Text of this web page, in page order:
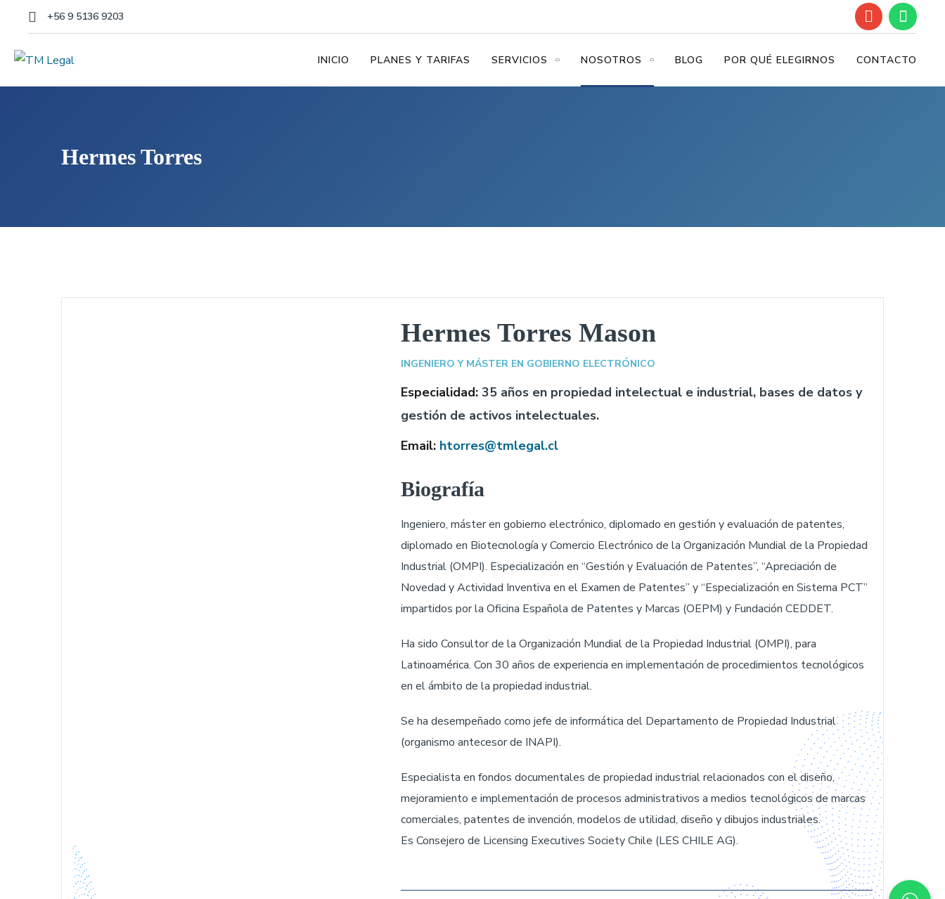
+56 9 5136 9203
INICIO PLANES Y TARIFAS SERVICIOS NOSOTROS BLOG POR QUÉ ELEGIRNOS CONTACTO
Hermes Torres
Hermes Torres Mason
INGENIERO Y MÁSTER EN GOBIERNO ELECTRÓNICO
Especialidad: 35 años en propiedad intelectual e industrial, bases de datos y
gestión de activos intelectuales.
Email: htorres@tmlegal.cl
Biografía
Ingeniero, máster en gobierno electrónico, diplomado en gestión y evaluación de patentes,
diplomado en Biotecnología y Comercio Electrónico de la Organización Mundial de la Propiedad
Industrial (OMPI). Especialización en “Gestión y Evaluación de Patentes”, “Apreciación de
Novedad y Actividad Inventiva en el Examen de Patentes” y “Especialización en Sistema PCT”
impartidos por la Oficina Española de Patentes y Marcas (OEPM) y Fundación CEDDET.
Ha sido Consultor de la Organización Mundial de la Propiedad Industrial (OMPI), para
Latinoamérica. Con 30 años de experiencia en implementación de procedimientos tecnológicos
en el ámbito de la propiedad industrial.
Se ha desempeñado como jefe de informática del Departamento de Propiedad Industrial
(organismo antecesor de INAPI).
Especialista en fondos documentales de propiedad industrial relacionados con el diseño,
mejoramiento e implementación de procesos administrativos a medios tecnológicos de marcas
comerciales, patentes de invención, modelos de utilidad, diseño y dibujos industriales.
Es Consejero de Licensing Executives Society Chile (LES CHILE AG).